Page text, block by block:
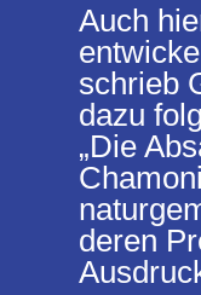
Auch
schrieb
dazu
„Die
deren